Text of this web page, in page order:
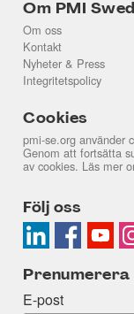
Om PMI
Om oss
Kontakt
Nyheter & Press
Integritetspolicy
Cookies
pmi-se.org använder
Genom att fortsätta
av cookies. Läs mer
Följ oss
E-post